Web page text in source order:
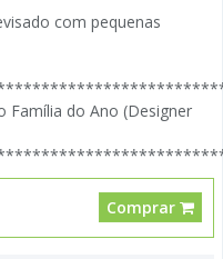
com pequenas
Família do Ano (Designer
Comprar